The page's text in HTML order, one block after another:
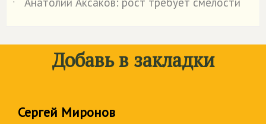
˙
Добавь в закладки
Сергей Миронов